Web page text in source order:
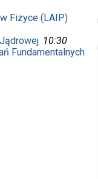
Fizyce (LAIP)
10:30
Fundamentalnych